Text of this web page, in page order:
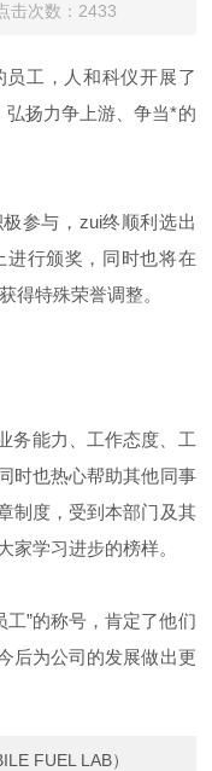
次数：2433
员工，人和科仪开展了
弘扬力争上游、争当*的
参与，zui终顺利选出
进行颁奖，同时也将在
得特殊荣誉调整。
务能力、工作态度、工
时也热心帮助其他同事
制度，受到本部门及其
家学习进步的榜样。
”的称号，肯定了他们
后为公司的发展做出更
FUEL LAB）